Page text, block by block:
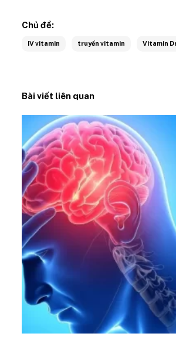
Chủ đề:
IV vitamin truyền vitamin Vitamin
Bài viết liên quan